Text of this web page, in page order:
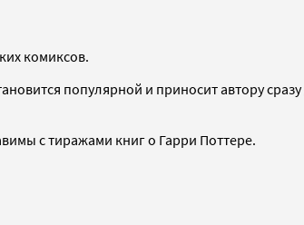
комиксов.
популярной и приносит автору
с тиражами книг о Гарри Поттере.